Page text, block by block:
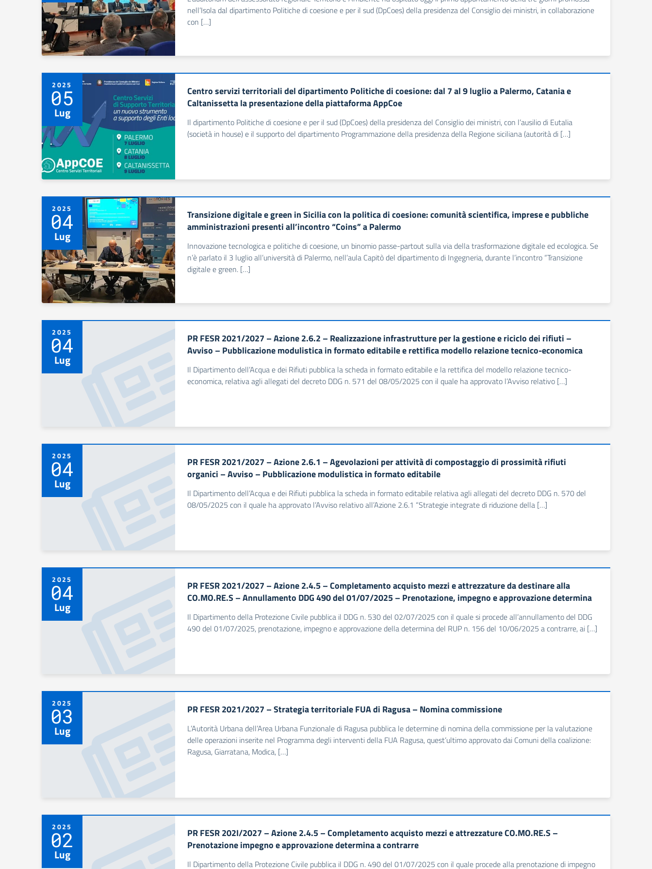
nell’Isola dal dipartimento Politiche di coesione e per il sud (DpCoes) della presidenza del Consiglio dei ministri, in collaborazione
con […]
2025
05
Lug
Centro servizi territoriali del dipartimento Politiche di coesione: dal 7 al 9 luglio a Palermo, Catania e
Caltanissetta la presentazione della piattaforma AppCoe
Il dipartimento Politiche di coesione e per il sud (DpCoes) della presidenza del Consiglio dei ministri, con l’ausilio di Eutalia
(società in house) e il supporto del dipartimento Programmazione della presidenza della Regione siciliana (autorità di […]
2025
04
Lug
Transizione digitale e green in Sicilia con la politica di coesione: comunità scientifica, imprese e pubbliche
amministrazioni presenti all’incontro “Coins” a Palermo
Innovazione tecnologica e politiche di coesione, un binomio passe-partout sulla via della trasformazione digitale ed ecologica. Se
n’è parlato il 3 luglio all’università di Palermo, nell’aula Capitò del dipartimento di Ingegneria, durante l’incontro “Transizione
digitale e green. […]
2025
04
Lug
PR FESR 2021/2027 – Azione 2.6.2 – Realizzazione infrastrutture per la gestione e riciclo dei rifiuti –
Avviso – Pubblicazione modulistica in formato editabile e rettifica modello relazione tecnico-economica
Il Dipartimento dell’Acqua e dei Rifiuti pubblica la scheda in formato editabile e la rettifica del modello relazione tecnico-
economica, relativa agli allegati del decreto DDG n. 571 del 08/05/2025 con il quale ha approvato l’Avviso relativo […]
2025
04
Lug
PR FESR 2021/2027 – Azione 2.6.1 – Agevolazioni per attività di compostaggio di prossimità rifiuti
organici – Avviso – Pubblicazione modulistica in formato editabile
Il Dipartimento dell’Acqua e dei Rifiuti pubblica la scheda in formato editabile relativa agli allegati del decreto DDG n. 570 del
08/05/2025 con il quale ha approvato l’Avviso relativo all’Azione 2.6.1 “Strategie integrate di riduzione della […]
2025
04
Lug
PR FESR 2021/2027 – Azione 2.4.5 – Completamento acquisto mezzi e attrezzature da destinare alla
CO.MO.RE.S – Annullamento DDG 490 del 01/07/2025 – Prenotazione, impegno e approvazione determina
Il Dipartimento della Protezione Civile pubblica il DDG n. 530 del 02/07/2025 con il quale si procede all’annullamento del DDG
490 del 01/07/2025, prenotazione, impegno e approvazione della determina del RUP n. 156 del 10/06/2025 a contrarre, ai […]
2025
03
Lug
PR FESR 2021/2027 – Strategia territoriale FUA di Ragusa – Nomina commissione
L’Autorità Urbana dell’Area Urbana Funzionale di Ragusa pubblica le determine di nomina della commissione per la valutazione
delle operazioni inserite nel Programma degli interventi della FUA Ragusa, quest’ultimo approvato dai Comuni della coalizione:
Ragusa, Giarratana, Modica, […]
2025
02
Lug
PR FESR 202I/2027 – Azione 2.4.5 – Completamento acquisto mezzi e attrezzature CO.MO.RE.S –
Prenotazione impegno e approvazione determina a contrarre
Il Dipartimento della Protezione Civile pubblica il DDG n. 490 del 01/07/2025 con il quale procede alla prenotazione di impegno